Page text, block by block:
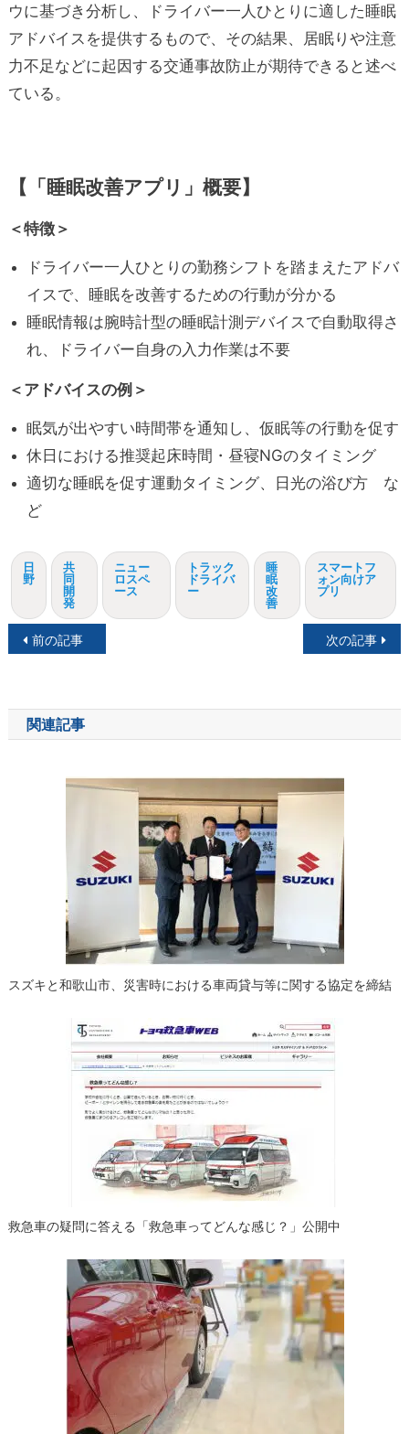
ウに基づき分析し、ドライバー一人ひとりに適した睡眠
アドバイスを提供するもので、その結果、居眠りや注意
力不足などに起因する交通事故防止が期待できると述べ
ている。
【「睡眠改善アプリ」概要】
＜特徴＞
ドライバー一人ひとりの勤務シフトを踏まえたアドバ
イスで、睡眠を改善するための行動が分かる
睡眠情報は腕時計型の睡眠計測デバイスで自動取得さ
れ、ドライバー自身の入力作業は不要
＜アドバイスの例＞
眠気が出やすい時間帯を通知し、仮眠等の行動を促す
休日における推奨起床時間・昼寝NGのタイミング
適切な睡眠を促す運動タイミング、日光の浴び方 な
ど
日
野
共
同
開
発
ニュー
ロスペ
ース
トラック
ドライバ
ー
睡
眠
改
善
スマートフ
ォン向けア
プリ
投
ナ
ビ
前の記事 次の記事
関連記事
スズキと和歌山市、災害時における車両貸与等に関する協定を締結
救急車の疑問に答える「救急車ってどんな感じ？」公開中